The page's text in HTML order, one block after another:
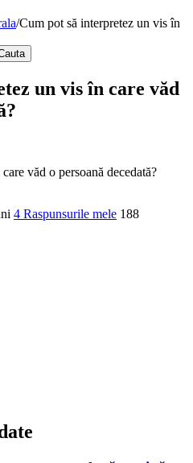
/Cum pot să interpretez un vis în
un vis în care văd
văd o persoană decedată?
4 Raspunsurile mele 188